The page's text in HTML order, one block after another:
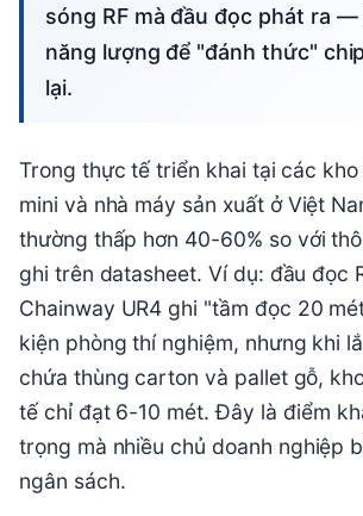
sóng RF mà đầu đọc phát ra
năng lượng để "đánh thức"
lại.
Trong thực tế triển khai tại các kho
mini và nhà máy sản xuất ở Việt
thường thấp hơn 40-60% so với
ghi trên datasheet. Ví dụ: đầu đọc
Chainway UR4 ghi "tầm đọc 20
kiện phòng thí nghiệm, nhưng khi
chứa thùng carton và pallet gỗ,
tế chỉ đạt 6-10 mét. Đây là điểm
trọng mà nhiều chủ doanh nghiệp
ngân sách.